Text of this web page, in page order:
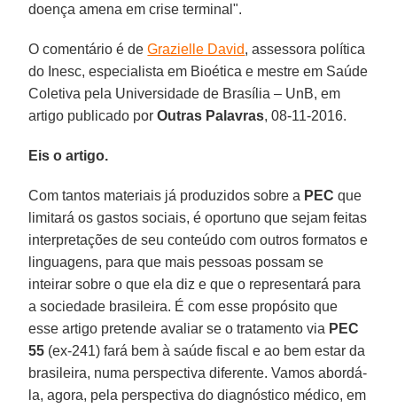
doença amena em crise terminal".
O comentário é deGrazielle David, assessora política
do Inesc, especialista em Bioética e mestre em Saúde
Coletiva pela Universidade de Brasília – UnB, em
artigo publicado porOutras Palavras, 08-11-2016.
Eis o artigo.
Com tantos materiais já produzidos sobre a PEC que
limitará os gastos sociais, é oportuno que sejam feitas
interpretações de seu conteúdo com outros formatos e
linguagens, para que mais pessoas possam se
inteirar sobre o que ela diz e que o representará para
a sociedade brasileira. É com esse propósito que
esse artigo pretende avaliar se o tratamento via PEC
55 (ex-241) fará bem à saúde fiscal e ao bem estar da
brasileira, numa perspectiva diferente. Vamos abordá-
la, agora, pela perspectiva do diagnóstico médico, em